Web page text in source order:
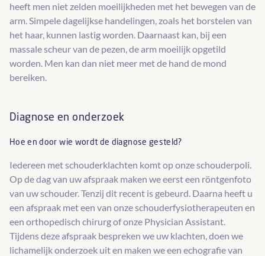
heeft men niet zelden moeilijkheden met het bewegen van de
arm. Simpele dagelijkse handelingen, zoals het borstelen van
het haar, kunnen lastig worden. Daarnaast kan, bij een
massale scheur van de pezen, de arm moeilijk opgetild
worden. Men kan dan niet meer met de hand de mond
bereiken.
Diagnose en onderzoek
Hoe en door wie wordt de diagnose gesteld?
Iedereen met schouderklachten komt op onze schouderpoli.
Op de dag van uw afspraak maken we eerst een röntgenfoto
van uw schouder. Tenzij dit recent is gebeurd. Daarna heeft u
een afspraak met een van onze schouderfysiotherapeuten en
een orthopedisch chirurg of onze Physician Assistant.
Tijdens deze afspraak bespreken we uw klachten, doen we
lichamelijk onderzoek uit en maken we een echografie van